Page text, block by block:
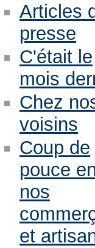
Articles
presse
C'était le
mois
Chez
voisins
Coup de
pouce
nos
et